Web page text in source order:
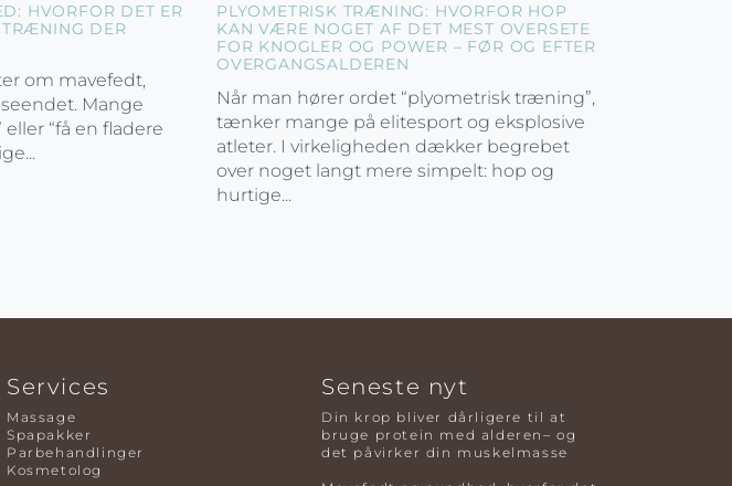
HVORFOR DET ER
DER
om mavefedt,
Mange
“få en fladere
PLYOMETRISK TRÆNING: HVORFOR HOP
KAN VÆRE NOGET AF DET MEST OVERSETE
FOR KNOGLER OG POWER – FØR OG EFTER
OVERGANGSALDEREN
Når man hører ordet “plyometrisk træning”,
tænker mange på elitesport og eksplosive
atleter. I virkeligheden dækker begrebet
over noget langt mere simpelt: hop og
hurtige...
Services
Massage
Spapakker
Parbehandlinger
Kosmetolog
Seneste nyt
Din krop bliver dårligere til at
bruge protein med alderen– og
det påvirker din muskelmasse